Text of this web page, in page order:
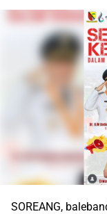
SOREANG,